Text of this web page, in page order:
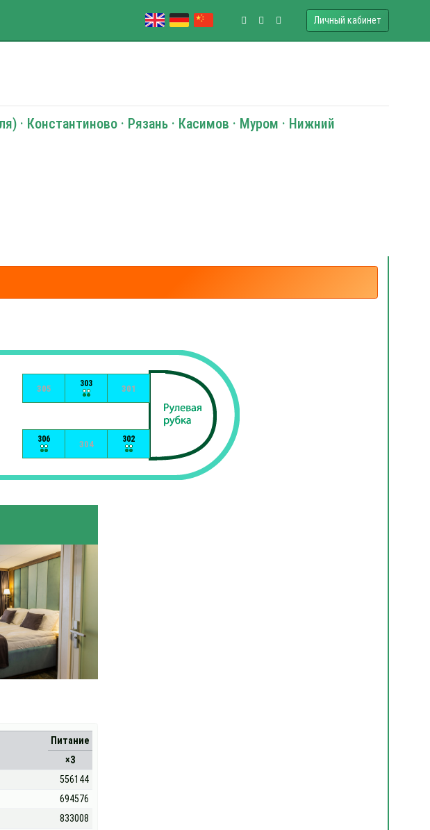
Личный кабинет
· Константиново · Рязань · Касимов · Муром · Нижний
301
302
303
304
305
306
Питание
×3
556144
694576
833008